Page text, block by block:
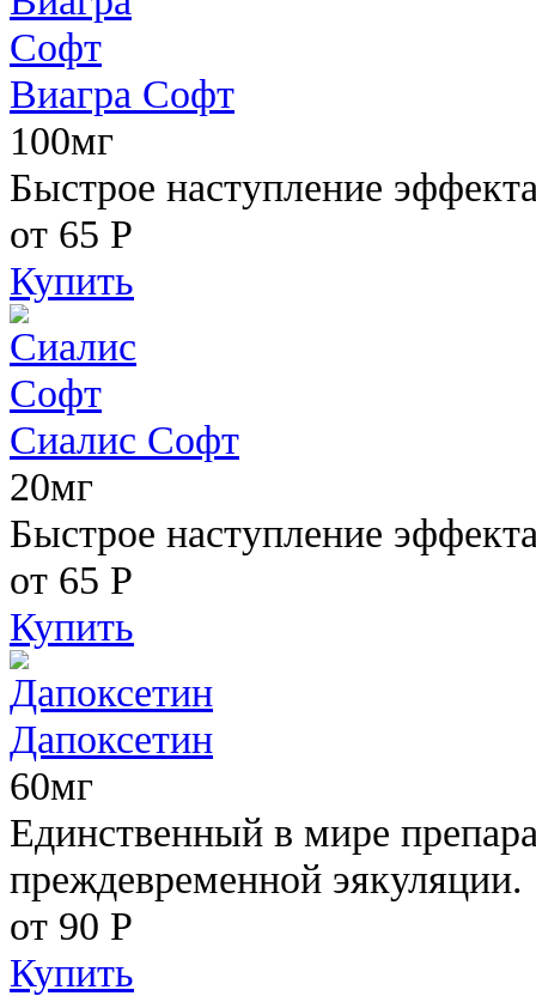
Виагра Софт
100мг
Быстрое наступление
от 65 Р
Купить
Сиалис Софт
20мг
Быстрое наступление
от 65 Р
Купить
Дапоксетин
60мг
Единственный в мире
преждевременной эякуляции.
от 90 Р
Купить